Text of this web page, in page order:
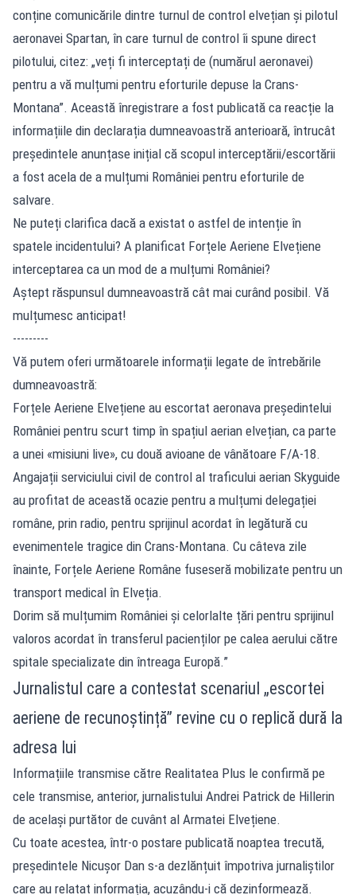
conține comunicările dintre turnul de control elvețian și pilotul
aeronavei Spartan, în care turnul de control îi spune direct
pilotului, citez: „veți fi interceptați de (numărul aeronavei)
pentru a vă mulțumi pentru eforturile depuse la Crans-
Montana”. Această înregistrare a fost publicată ca reacție la
informațiile din declarația dumneavoastră anterioară, întrucât
președintele anunțase inițial că scopul interceptării/escortării
a fost acela de a mulțumi României pentru eforturile de
salvare.
Ne puteți clarifica dacă a existat o astfel de intenție în
spatele incidentului? A planificat Forțele Aeriene Elvețiene
interceptarea ca un mod de a mulțumi României?
Aștept răspunsul dumneavoastră cât mai curând posibil. Vă
mulțumesc anticipat!
---------
Vă putem oferi următoarele informații legate de întrebările
dumneavoastră:
Forțele Aeriene Elvețiene au escortat aeronava președintelui
României pentru scurt timp în spațiul aerian elvețian, ca parte
a unei «misiuni live», cu două avioane de vânătoare F/A‑18.
Angajații serviciului civil de control al traficului aerian Skyguide
au profitat de această ocazie pentru a mulțumi delegației
române, prin radio, pentru sprijinul acordat în legătură cu
evenimentele tragice din Crans‑Montana. Cu câteva zile
înainte, Forțele Aeriene Române fuseseră mobilizate pentru un
transport medical în Elveția.
Dorim să mulțumim României și celorlalte țări pentru sprijinul
valoros acordat în transferul pacienților pe calea aerului către
spitale specializate din întreaga Europă.”
Jurnalistul care a contestat scenariul „escortei
aeriene de recunoștință” revine cu o replică dură la
adresa lui
Informațiile transmise către Realitatea Plus le confirmă pe
cele transmise, anterior, jurnalistului Andrei Patrick de Hillerin
de același purtător de cuvânt al Armatei Elvețiene.
Cu toate acestea, într-o postare publicată noaptea trecută,
președintele Nicușor Dan s-a dezlănțuit împotriva jurnaliștilor
care au relatat informația, acuzându-i că dezinformează.